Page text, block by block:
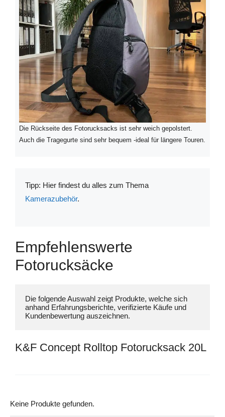
Die Rückseite des Fotorucksacks ist sehr weich gepolstert.
Auch die Tragegurte sind sehr bequem -ideal für längere Touren.
Tipp: Hier findest du alles zum Thema
Kamerazubehör.
Empfehlenswerte
Fotorucksäcke
Die folgende Auswahl zeigt Produkte, welche sich
anhand Erfahrungsberichte, verifizierte Käufe und
K&F Concept Rolltop Fotorucksack 20L
Keine Produkte gefunden.